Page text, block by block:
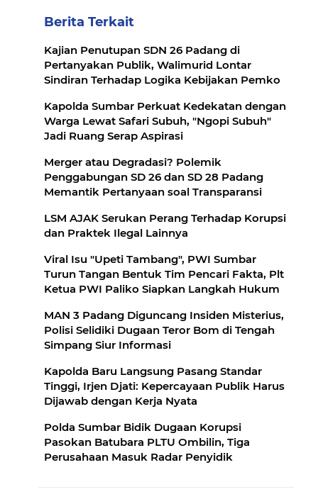
Berita Terkait
Kajian Penutupan SDN 26 Padang di
Pertanyakan Publik, Walimurid Lontar
Sindiran Terhadap Logika Kebijakan Pemko
Kapolda Sumbar Perkuat Kedekatan dengan
Warga Lewat Safari Subuh, "Ngopi Subuh"
Jadi Ruang Serap Aspirasi
Merger atau Degradasi? Polemik
Penggabungan SD 26 dan SD 28 Padang
Memantik Pertanyaan soal Transparansi
LSM AJAK Serukan Perang Terhadap Korupsi
dan Praktek Ilegal Lainnya
Viral Isu "Upeti Tambang", PWI Sumbar
Turun Tangan Bentuk Tim Pencari Fakta, Plt
Ketua PWI Paliko Siapkan Langkah Hukum
MAN 3 Padang Diguncang Insiden Misterius,
Polisi Selidiki Dugaan Teror Bom di Tengah
Simpang Siur Informasi
Kapolda Baru Langsung Pasang Standar
Tinggi, Irjen Djati: Kepercayaan Publik Harus
Dijawab dengan Kerja Nyata
Polda Sumbar Bidik Dugaan Korupsi
Pasokan Batubara PLTU Ombilin, Tiga
Perusahaan Masuk Radar Penyidik